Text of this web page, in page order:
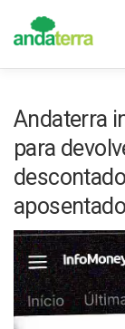
HISTÓRIA
Andaterra
para